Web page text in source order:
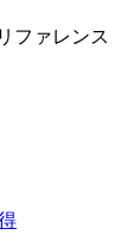
ファレンス